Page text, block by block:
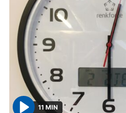
11 MIN